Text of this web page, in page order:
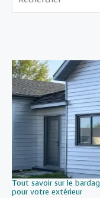
Tout savoir sur le
pour votre extérieur